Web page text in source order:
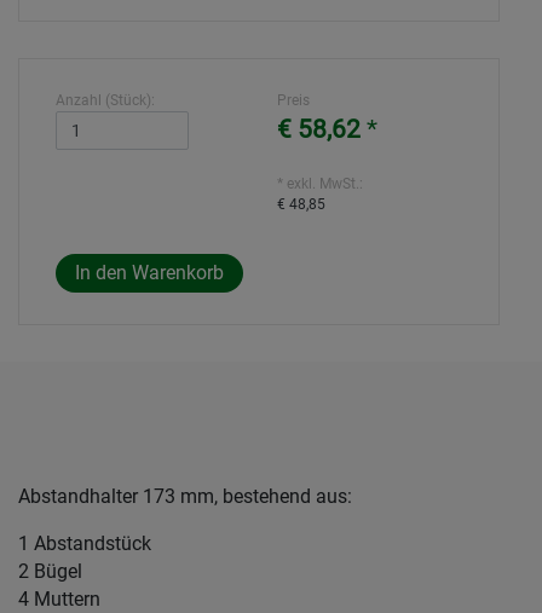
Anzahl (Stück): Preis
€ 58,62 *
* exkl. MwSt.:
€ 48,85
Abstandhalter 173 mm, bestehend aus:
1 Abstandstück
2 Bügel
4 Muttern